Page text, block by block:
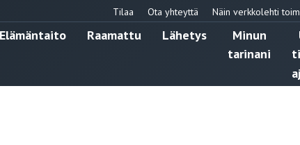
Tilaa Ota yhteyttä Näin verkkolehti
Elämäntaito Raamattu Lähetys
Minun
tarinani